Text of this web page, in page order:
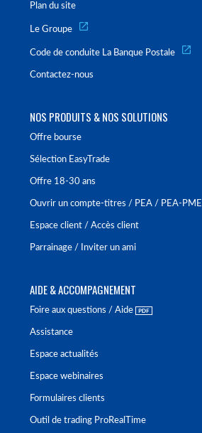
Plan du site
Le Groupe
Code de conduite La Banque Postale
Contactez-nous
NOS PRODUITS & NOS SOLUTIONS
Offre bourse
Sélection EasyTrade
Offre 18-30 ans
Ouvrir un compte-titres / PEA / PEA-PME
Espace client / Accès client
Parrainage / Inviter un ami
AIDE & ACCOMPAGNEMENT
Foire aux questions / Aide
Assistance
Espace actualités
Espace webinaires
Formulaires clients
Outil de trading ProRealTime